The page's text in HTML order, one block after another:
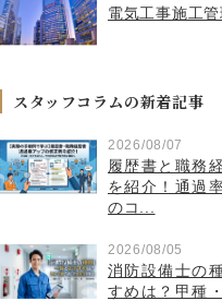
電気工事施工
スタッフコラムの新着記事
2026/08/07
履歴書と職務
を紹介！通過
のコ...
2026/08/05
消防設備士の
すめは？甲種